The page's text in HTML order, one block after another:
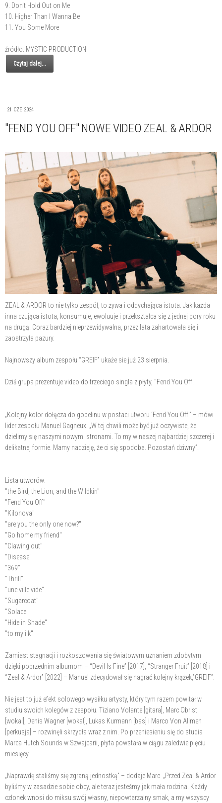
9. Don't Hold Out on Me
10. Higher Than I Wanna Be
11. You Some More
źródło: MYSTIC PRODUCTION
Czytaj dalej...
21 CZE 2024
"FEND YOU OFF" NOWE VIDEO ZEAL & ARDOR
ZEAL & ARDOR to nie tylko zespół, to żywa i oddychająca istota. Jak każda
inna czująca istota, konsumuje, ewoluuje i przekształca się z jednej pory roku
na drugą. Coraz bardziej nieprzewidywalna, przez lata zahartowała się i
zaostrzyła pazury.
Najnowszy album zespołu “GREIF” ukaże sie już 23 sierpnia.
Dziś grupa prezentuje video do trzeciego singla z płyty, "Fend You Off."
„Kolejny kolor dołącza do gobelinu w postaci utworu ‘Fend You Off’” – mówi
lider zespołu Manuel Gagneux. „W tej chwili może być już oczywiste, że
dzielimy się naszymi nowymi stronami. To my w naszej najbardziej szczerej i
delikatnej formie. Mamy nadzieję, że ci się spodoba. Pozostań dziwny”.
Lista utworów:
"the Bird, the Lion, and the Wildkin"
"Fend You Off"
"Kilonova"
"are you the only one now?"
"Go home my friend"
"Clawing out"
"Disease"
"369"
"Thrill"
"une ville vide"
"Sugarcoat"
"Solace"
"Hide in Shade"
"to my ilk"
Zamiast stagnacji i rozkoszowania się światowym uznaniem zdobytym
dzięki poprzednim albumom – “Devil Is Fine” [2017], “Stranger Fruit” [2018] i
“Zeal & Ardor” [2022] – Manuel zdecydował się nagrać kolejny krążek,”GREIF”.
Nie jest to już efekt solowego wysiłku artysty, który tym razem powitał w
studiu swoich kolegów z zespołu. Tiziano Volante [gitara], Marc Obrist
[wokal], Denis Wagner [wokal], Lukas Kurmann [bas] i Marco Von Allmen
[perkusja] – rozwinęli skrzydła wraz z nim. Po przeniesieniu się do studia
Marca Hutch Sounds w Szwajcarii, płyta powstała w ciągu zaledwie pięciu
miesięcy.
„Naprawdę staliśmy się zgraną jednostką” – dodaje Marc. „Przed Zeal & Ardor
byliśmy w zasadzie sobie obcy, ale teraz jesteśmy jak mała rodzina. Każdy
członek wnosi do miksu swój własny, niepowtarzalny smak, a my wszyscy